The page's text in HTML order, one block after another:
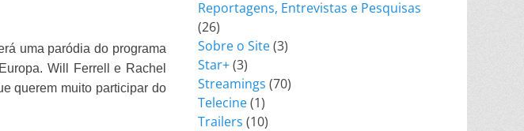
uma paródia do programa
Will Ferrell e Rachel
querem muito participar do
Reportagens, Entrevistas e Pesquisas
(26)
Sobre o Site(3)
Star+(3)
Streamings (70)
Telecine(1)
Trailers (10)